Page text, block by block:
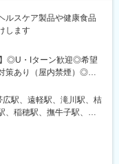
た化学関連の専門商社で
発用の試薬や消耗品な
「あたりまえ」を支えて
病院で適切な診断を受
裏から支える重要な役
ルスケア製品や健康食品
します
】◎U・Iターン歓迎◎希望
策あり（屋内禁煙）◎オ
／青森／岩手／秋田／山
／埼玉／千葉■北陸・甲
■東海静岡／愛知／三重
川■九州・沖縄福岡／大
ンライン面接実施中＞
駅、遠軽駅、滝川駅、桔
、稲穂駅、撫牛子駅、羽
磯駅、上今市駅、渋川
南与野駅、武蔵高萩駅、